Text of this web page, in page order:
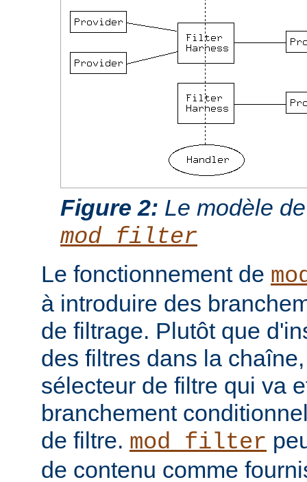
Figure 2: Le modèle
mod_filter
Le fonctionnement de
à introduire des
de filtrage. Plutôt que
des filtres dans la
sélecteur de filtre qui va
branchement
de filtre. mod_filter
de contenu comme